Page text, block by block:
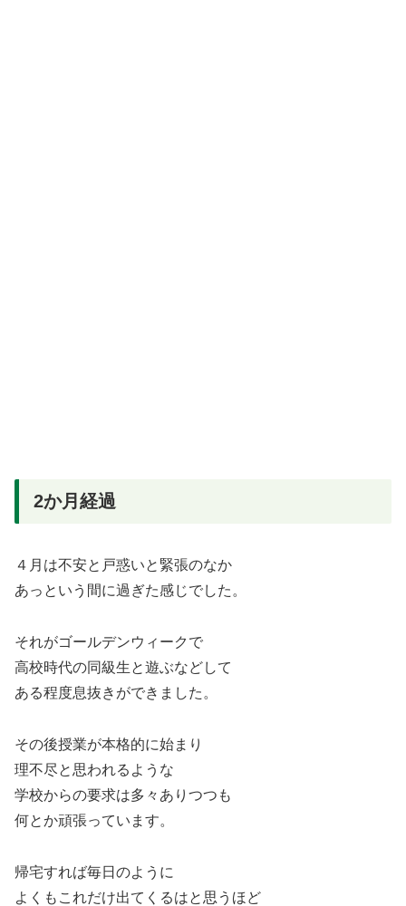
2か月経過
４月は不安と戸惑いと緊張のなか
あっという間に過ぎた感じでした。
それがゴールデンウィークで
高校時代の同級生と遊ぶなどして
ある程度息抜きができました。
その後授業が本格的に始まり
理不尽と思われるような
学校からの要求は多々ありつつも
何とか頑張っています。
帰宅すれば毎日のように
よくもこれだけ出てくるはと思うほど